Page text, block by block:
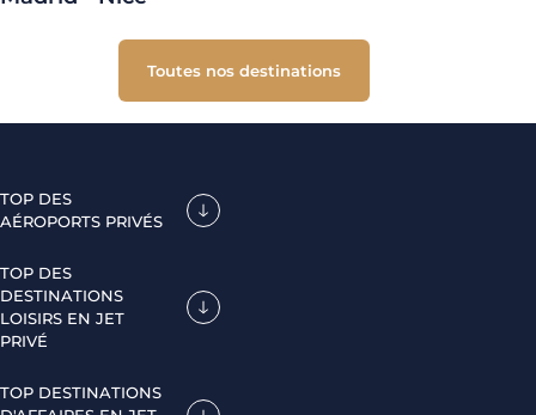
Toutes nos destinations
TOP DES
AÉROPORTS PRIVÉS
TOP DES
DESTINATIONS
LOISIRS EN JET
PRIVÉ
TOP DESTINATIONS